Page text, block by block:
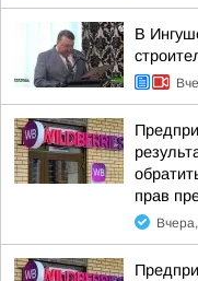
В
прав